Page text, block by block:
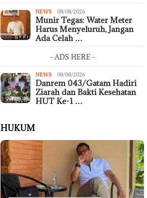
NEWS 08/08/2026
Munir Tegas: Water Meter
Harus Menyeluruh, Jangan
Ada Celah …
- ADS HERE -
NEWS 08/08/2026
Danrem 043/Gatam Hadiri
Ziarah dan Bakti Kesehatan
HUT Ke-1 …
HUKUM